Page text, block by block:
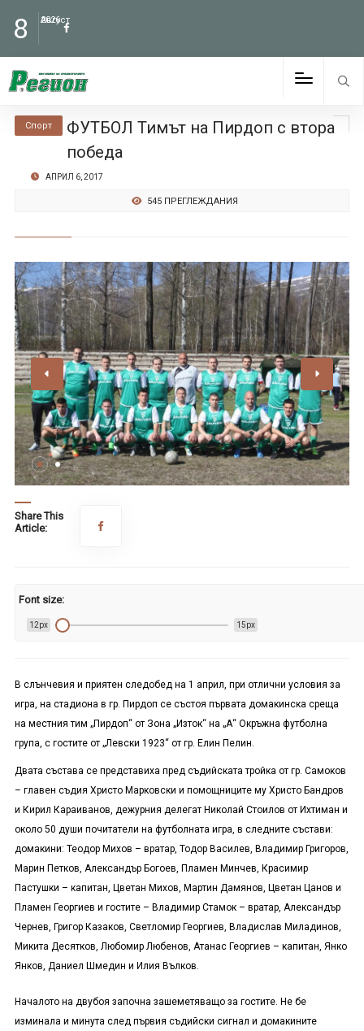
8 Август
2026
Спорт
ФУТБОЛ Тимът на Пирдоп с втора
победа
АПРИЛ 6, 2017
545 ПРЕГЛЕЖДАНИЯ
Share This
Article:
Font size:
12px 15px
В слънчевия и приятен следобед на 1 април, при отлични условия за
игра, на стадиона в гр. Пирдоп се състоя първата домакинска среща
на местния тим „Пирдоп“ от Зона „Изток“ на „А“ Окръжна футболна
група, с гостите от „Левски 1923“ от гр. Елин Пелин.
Двата състава се представиха пред съдийската тройка от гр. Самоков
– главен съдия Христо Марковски и помощниците му Христо Бандров
и Кирил Караиванов, дежурния делегат Николай Стоилов от Ихтиман и
около 50 души почитатели на футболната игра, в следните състави:
домакини: Теодор Михов – вратар, Тодор Василев, Владимир Григоров,
Марин Петков, Александър Богоев, Пламен Минчев, Красимир
Пастушки – капитан, Цветан Михов, Мартин Дамянов, Цветан Цанов и
Пламен Георгиев и гостите – Владимир Стамок – вратар, Александър
Чернев, Григор Казаков, Светломир Георгиев, Владислав Миладинов,
Микита Десятков, Любомир Любенов, Атанас Георгиев – капитан, Янко
Янков, Даниел Шмедин и Илия Вълков.
Началото на двубоя започна зашеметяващо за гостите. Не бе
изминала и минута след първия съдийски сигнал и домакините